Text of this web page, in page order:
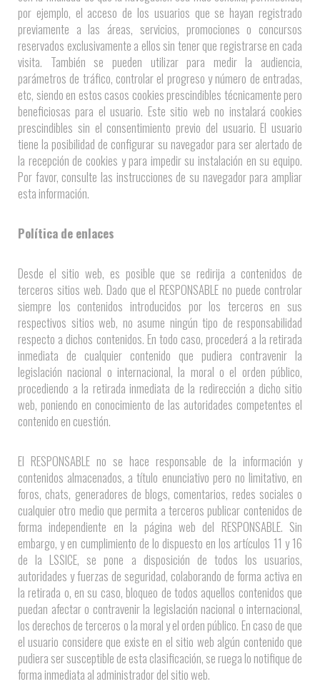
por ejemplo, el acceso de los usuarios que se hayan registrado
previamente a las áreas, servicios, promociones o concursos
reservados exclusivamente a ellos sin tener que registrarse en cada
visita. También se pueden utilizar para medir la audiencia,
parámetros de tráfico, controlar el progreso y número de entradas,
etc, siendo en estos casos cookies prescindibles técnicamente pero
beneficiosas para el usuario. Este sitio web no instalará cookies
prescindibles sin el consentimiento previo del usuario. El usuario
tiene la posibilidad de configurar su navegador para ser alertado de
la recepción de cookies y para impedir su instalación en su equipo.
Por favor, consulte las instrucciones de su navegador para ampliar
esta información.
Política de enlaces
Desde el sitio web, es posible que se redirija a contenidos de
terceros sitios web. Dado que el RESPONSABLE no puede controlar
siempre los contenidos introducidos por los terceros en sus
respectivos sitios web, no asume ningún tipo de responsabilidad
respecto a dichos contenidos. En todo caso, procederá a la retirada
inmediata de cualquier contenido que pudiera contravenir la
legislación nacional o internacional, la moral o el orden público,
procediendo a la retirada inmediata de la redirección a dicho sitio
web, poniendo en conocimiento de las autoridades competentes el
contenido en cuestión.
El RESPONSABLE no se hace responsable de la información y
contenidos almacenados, a título enunciativo pero no limitativo, en
foros, chats, generadores de blogs, comentarios, redes sociales o
cualquier otro medio que permita a terceros publicar contenidos de
forma independiente en la página web del RESPONSABLE. Sin
embargo, y en cumplimiento de lo dispuesto en los artículos 11 y 16
de la LSSICE, se pone a disposición de todos los usuarios,
autoridades y fuerzas de seguridad, colaborando de forma activa en
la retirada o, en su caso, bloqueo de todos aquellos contenidos que
puedan afectar o contravenir la legislación nacional o internacional,
los derechos de terceros o la moral y el orden público. En caso de que
el usuario considere que existe en el sitio web algún contenido que
pudiera ser susceptible de esta clasificación, se ruega lo notifique de
forma inmediata al administrador del sitio web.